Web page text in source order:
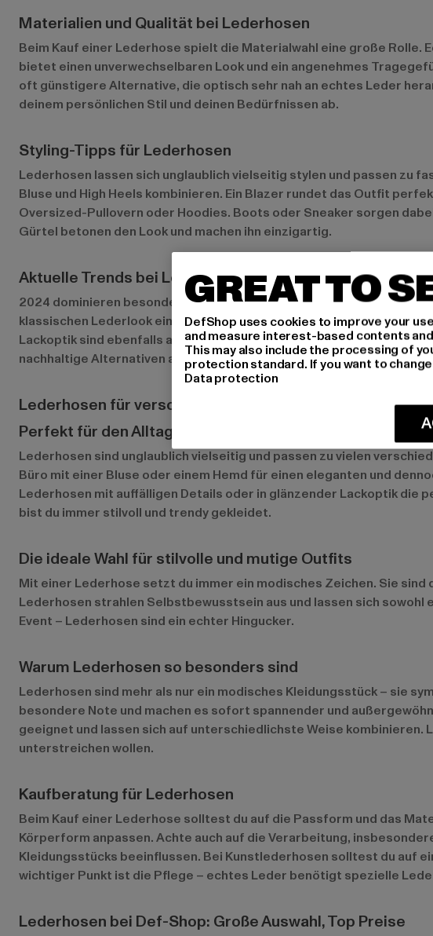
Materialien und Qualität bei Lederhosen
Beim Kauf einer Lederhose spielt die Materialwahl eine große
bietet einen unverwechselbaren Look und ein angenehmes
oft günstigere Alternative, die optisch sehr nah an echtes Leder
deinem persönlichen Stil und deinen Bedürfnissen ab.
Styling-Tipps für Lederhosen
Lederhosen lassen sich unglaublich vielseitig stylen und passen zu
Bluse und High Heels kombinieren. Ein Blazer rundet das Outfit
Oversized-Pullovern oder Hoodies. Boots oder Sneaker sorgen
Gürtel betonen den Look und machen ihn einzigartig.
Aktuelle Trends bei Lederhosen
2024 dominieren besonders lässige Schnitte wie Jogger- oder
klassischen Lederlook eine entspannte Note. Auch Lederhosen in
Lackoptik sind ebenfalls angesagt und sorgen für einen
nachhaltige Alternativen aus veganem Leder, das aus recycelten
Lederhosen für verschiedene Anlässe
Perfekt für den Alltag, das Büro oder besondere Events
Lederhosen sind unglaublich vielseitig und passen zu vielen
Büro mit einer Bluse oder einem Hemd für einen eleganten und
Lederhosen mit auffälligen Details oder in glänzender Lackoptik die
bist du immer stilvoll und trendy gekleidet.
Die ideale Wahl für stilvolle und mutige Outfits
Mit einer Lederhose setzt du immer ein modisches Zeichen. Sie
Lederhosen strahlen Selbstbewusstsein aus und lassen sich
Event – Lederhosen sind ein echter Hingucker.
Warum Lederhosen so besonders sind
Lederhosen sind mehr als nur ein modisches Kleidungsstück – sie
besondere Note und machen es sofort spannender und
geeignet und lassen sich auf unterschiedlichste Weise
unterstreichen wollen.
Kaufberatung für Lederhosen
Beim Kauf einer Lederhose solltest du auf die Passform und das
Körperform anpassen. Achte auch auf die Verarbeitung,
Kleidungsstücks beeinflussen. Bei Kunstlederhosen solltest du auf
wichtiger Punkt ist die Pflege – echtes Leder benötigt spezielle
Lederhosen bei Def-Shop: Große Auswahl, Top Preise
GREAT TO
DefShop uses cookies to improve your
and measure interest-based contents
This may also include the processing of
protection standard. If you want to
Data protection